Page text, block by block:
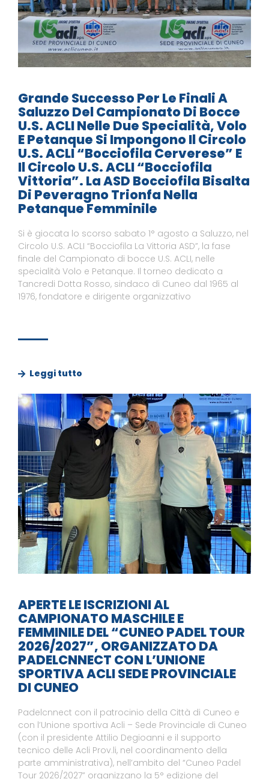
Grande Successo Per Le Finali A
Saluzzo Del Campionato Di Bocce
U.S. ACLI Nelle Due Specialità, Volo
E Petanque Si Impongono Il Circolo
U.S. ACLI “Bocciofila Cerverese” E
Il Circolo U.S. ACLI “Bocciofila
Vittoria”. La ASD Bocciofila Bisalta
Di Peveragno Trionfa Nella
Petanque Femminile
Si è giocata lo scorso sabato 1° agosto a Saluzzo, nel
Circolo U.S. ACLI “Bocciofila La Vittoria ASD”, la fase
finale del Campionato di bocce U.S. ACLI, nelle
specialità Volo e Petanque. Il torneo dedicato a
Tancredi Dotta Rosso, sindaco di Cuneo dal 1965 al
1976, fondatore e dirigente organizzativo
Leggi tutto
APERTE LE ISCRIZIONI AL
CAMPIONATO MASCHILE E
FEMMINILE DEL “CUNEO PADEL TOUR
2026/2027”, ORGANIZZATO DA
PADELCNNECT CON L’UNIONE
SPORTIVA ACLI SEDE PROVINCIALE
DI CUNEO
Padelcnnect con il patrocinio della Città di Cuneo e
con l’Unione sportiva Acli – Sede Provinciale di Cuneo
(con il presidente Attilio Degioanni e il supporto
tecnico delle Acli Prov.li, nel coordinamento della
parte amministrativa), nell’ambito del “Cuneo Padel
Tour 2026/2027” organizzano la 5° edizione del